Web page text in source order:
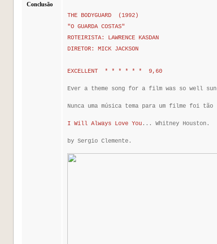
Conclusão
THE BODYGUARD (1992)
"O GUARDA COSTAS"
ROTEIRISTA: LAWRENCE KASDAN
DIRETOR: MICK JACKSON
EXCELLENT * * * * * * 9,60
Ever a theme song for a film was so well
Nunca uma música tema para um filme foi
I Will Always Love You ... Whitney Houston.
by Sergio Clemente.